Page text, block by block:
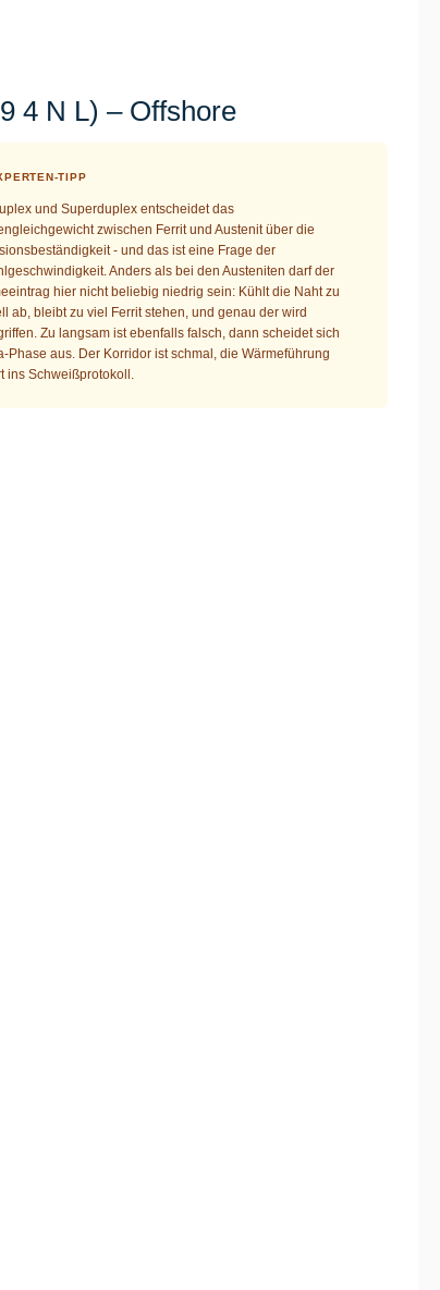
4 N L) – Offshore
TIPP
und Superduplex entscheidet das
zwischen Ferrit und Austenit über die
- und das ist eine Frage der
Anders als bei den Austeniten darf der
hier nicht beliebig niedrig sein: Kühlt die Naht zu
ab, bleibt zu viel Ferrit stehen, und genau der wird
Zu langsam ist ebenfalls falsch, dann scheidet sich
Phase aus. Der Korridor ist schmal, die Wärmeführung
ins Schweißprotokoll.